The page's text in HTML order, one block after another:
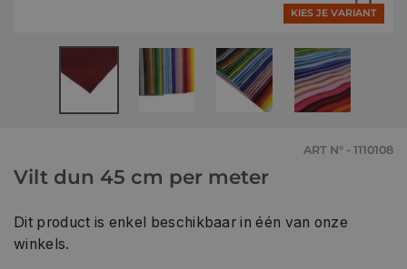
KIES JE VARIANT
ART N° - 1110108
Vilt dun 45 cm per meter
Dit product is enkel beschikbaar in één van onze
winkels.